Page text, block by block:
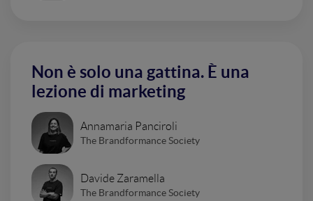
Non è solo una gattina. È una
lezione di marketing
Annamaria Panciroli
The Brandformance Society
Davide Zaramella
The Brandformance Society